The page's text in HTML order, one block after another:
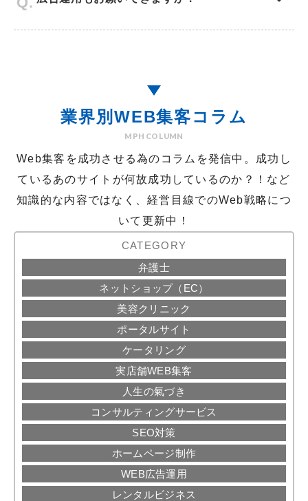
業界別WEB集客コラム
MPH COLUMN
Web集客を成功させる為のコラムを発信中。
成功し
ているあのサイトが何故成功しているのか？！など
知識的な内容ではなく、経営目線でのWeb戦略につ
いて更新中！
CATEGORY
弁護士
ネットショップ（EC）
美容クリニック
ポータルサイト
ケータリング
実店舗WEB集客
人生の氣づき
コンサルティングサービス
SEO対策
ホームページ制作
WEB広告運用
レンタルビジネス